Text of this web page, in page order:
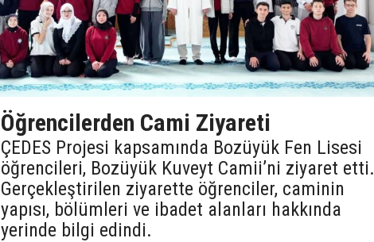
Öğrencilerden Cami Ziyareti
ÇEDES Projesi kapsamında Bozüyük Fen Lisesi
öğrencileri, Bozüyük Kuveyt Camii’ni ziyaret etti.
Gerçekleştirilen ziyarette öğrenciler, caminin
yapısı, bölümleri ve ibadet alanları hakkında
yerinde bilgi edindi.